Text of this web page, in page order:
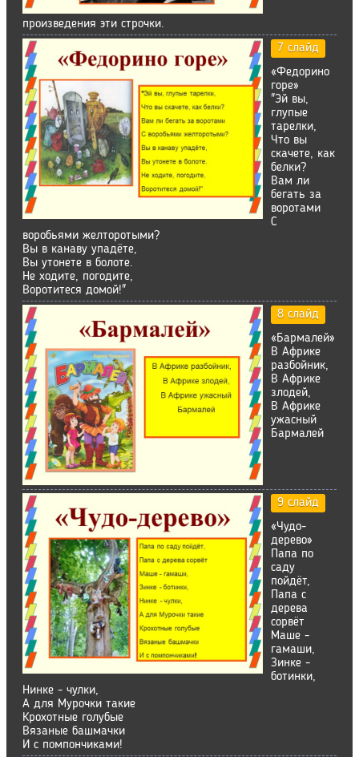
произведения эти строчки.
7 слайд
«Федорино
горе»
"Эй вы,
глупые
тарелки,
Что вы
скачете, как
белки?
Вам ли
бегать за
воротами
С
воробьями желторотыми?
Вы в канаву упадёте,
Вы утонете в болоте.
Не ходите, погодите,
Воротитеся домой!"
8 слайд
«Бармалей»
В Африке
разбойник,
В Африке
злодей,
В Африке
ужасный
Бармалей
9 слайд
«Чудо-
дерево»
Папа по
саду
пойдёт,
Папа с
дерева
сорвёт
Маше -
гамаши,
Зинке -
ботинки,
Нинке - чулки,
А для Мурочки такие
Крохотные голубые
Вязаные башмачки
И с помпончиками!